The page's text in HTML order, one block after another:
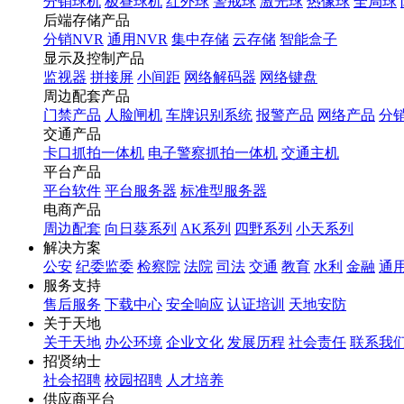
后端存储产品
分销NVR 通用NVR 集中存储 云存储 智能盒子
显示及控制产品
监视器 拼接屏 小间距 网络解码器 网络键盘
周边配套产品
门禁产品 人脸闸机 车牌识别系统 报警产品 网络产品 分
交通产品
卡口抓拍一体机 电子警察抓拍一体机 交通主机
平台产品
平台软件 平台服务器 标准型服务器
电商产品
周边配套 向日葵系列 AK系列 四野系列 小天系列
解决方案
公安 纪委监委 检察院 法院 司法 交通 教育 水利 金融 通用
服务支持
售后服务 下载中心 安全响应 认证培训 天地安防
关于天地
关于天地 办公环境 企业文化 发展历程 社会责任 联系我
招贤纳士
社会招聘 校园招聘 人才培养
供应商平台